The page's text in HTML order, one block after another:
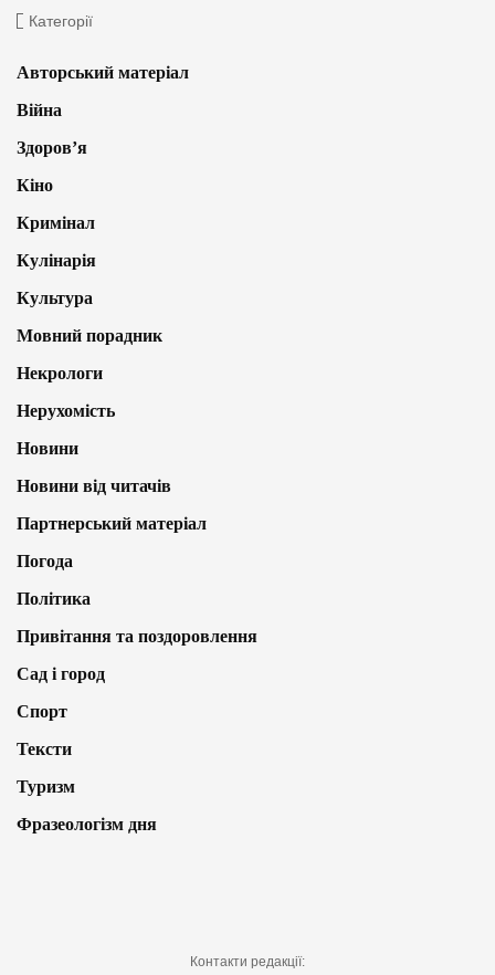
Категорії
Авторський матеріал
Війна
Здоров’я
Кіно
Кримінал
Кулінарія
Культура
Мовний порадник
Некрологи
Нерухомість
Новини
Новини від читачів
Партнерський матеріал
Погода
Політика
Привітання та поздоровлення
Сад і город
Спорт
Тексти
Туризм
Фразеологізм дня
Контакти редакції: